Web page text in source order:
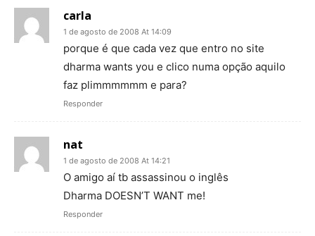
carla
1 de agosto de 2008 At 14:09
porque é que cada vez que entro no site
dharma wants you e clico numa opção aquilo
faz plimmmmmm e para?
Responder
nat
1 de agosto de 2008 At 14:21
O amigo aí tb assassinou o inglês
Dharma DOESN’T WANT me!
Responder